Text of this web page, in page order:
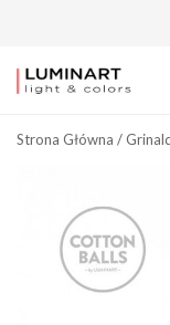
Strona Główna /